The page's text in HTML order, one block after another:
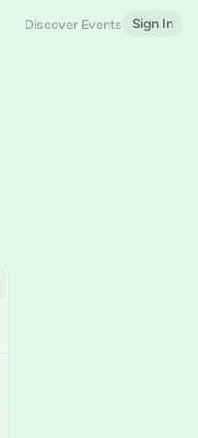
Discover Events Sign In